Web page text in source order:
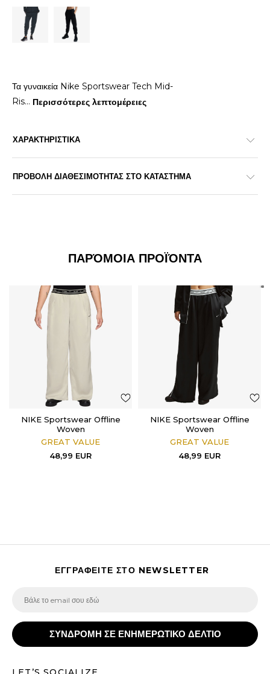
Τα γυναικεία Nike Sportswear Tech Mid-
Ris... Περισσότερες λεπτομέρειες
ΧΑΡΑΚΤΗΡΙΣΤΙΚΑ
ΠΡΟΒΟΛΗ ΔΙΑΘΕΣΙΜΟΤΗΤΑΣ ΣΤΟ ΚΑΤΑΣΤΗΜΑ
ΠΑΡΌΜΟΙΑ ΠΡΟΪΌΝΤΑ
NIKE Sportswear Offline
Woven
GREAT VALUE
48,99 EUR
NIKE Sportswear Offline
Woven
GREAT VALUE
48,99 EUR
ΕΓΓΡΑΦΕΙΤΕ ΣΤΟ NEWSLETTER
ΣΥΝΔΡΟΜΗ ΣΕ ΕΝΗΜΕΡΩΤΙΚΟ ΔΕΛΤΙΟ